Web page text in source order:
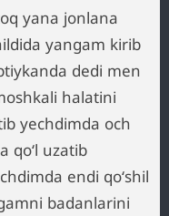
yana jonlana
yangam kirib
dedi men
halatini
yechdimda och
qoʻl uzatib
endi qoʻshil
badanlarini